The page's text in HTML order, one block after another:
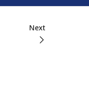
Next